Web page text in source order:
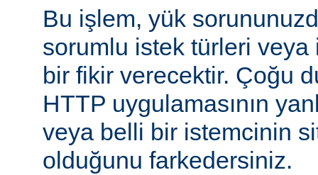
Bu işlem, yük
sorumlu istek türleri veya
bir fikir verecektir. Çoğu
HTTP uygulamasının
veya belli bir istemcinin
olduğunu farkedersiniz.